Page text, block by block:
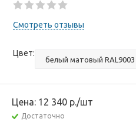
Смотреть отзывы
Цвет:
Цена: 12 340 р./шт
Достаточно